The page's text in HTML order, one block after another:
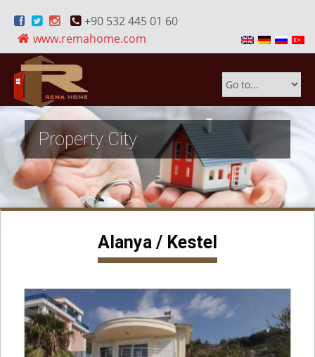
+90 532 445 01 60
www.remahome.com
Property City
Alanya / Kestel